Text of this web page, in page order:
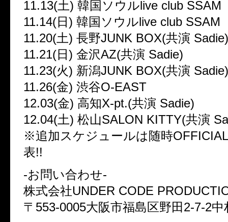
11.13(土) 韓国ソウルlive club SSAM
11.14(日) 韓国ソウルlive club SSAM
11.20(土) 長野JUNK BOX(共演 Sadie)
11.21(日) 金沢AZ(共演 Sadie)
11.23(火) 新潟JUNK BOX(共演 Sadie)
11.26(金) 渋谷O-EAST
12.03(金) 高知X-pt.(共演 Sadie)
12.04(土) 松山SALON KITTY(共演
※追加スケジュールは随時
表!!
-お問い合わせ-
株式会社UNDER CODE
〒553-0005大阪市福島区野田2-7-2